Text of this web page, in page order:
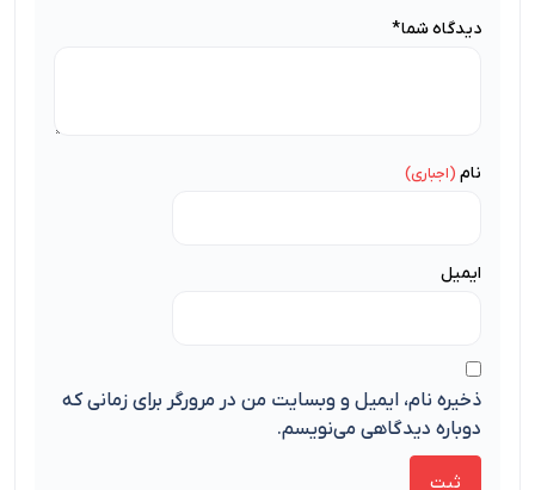
دیدگاه شما*
نام
ایمیل
ذخیره نام، ایمیل و وبسایت من در مرورگر برای زمانی که
دوباره دیدگاهی می‌نویسم.